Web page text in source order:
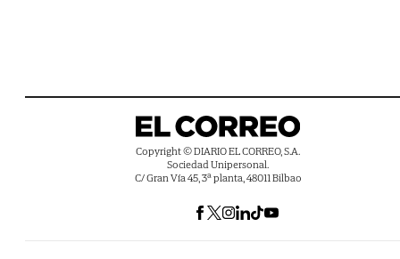
Copyright © DIARIO EL CORREO, S.A.
Sociedad Unipersonal.
C/ Gran Vía 45, 3ª planta, 48011 Bilbao